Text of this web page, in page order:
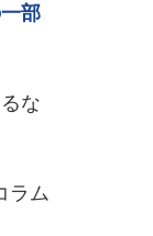
部
な
ラム